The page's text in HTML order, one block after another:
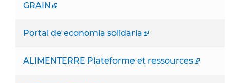
GRAIN
Portal de economia solidaria
ALIMENTERRE Plateforme et ressources